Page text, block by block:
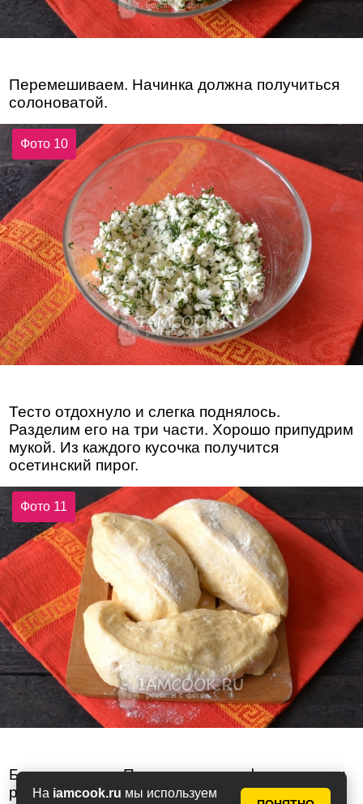
На iamcook.ru мы используем
Перемешиваем. Начинка должна получиться
солоноватой.
Фото 10
Тесто отдохнуло и слегка поднялось.
Разделим его на три части. Хорошо припудрим
мукой. Из каждого кусочка получится
осетинский пирог.
Фото 11
Берем кусочек. Прижимаем его, формируем и
растягиваем в круг.